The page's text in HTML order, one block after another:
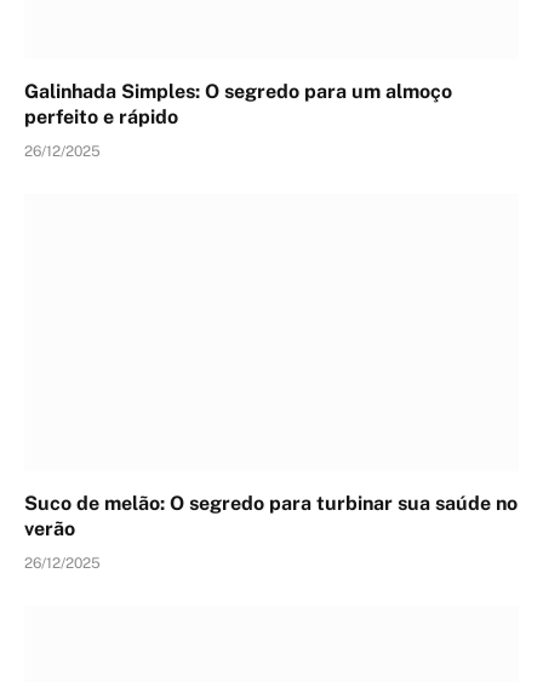
Galinhada Simples: O segredo para um almoço
perfeito e rápido
26/12/2025
Suco de melão: O segredo para turbinar sua saúde no
verão
26/12/2025